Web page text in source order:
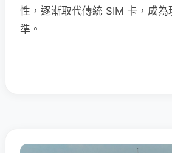
性，逐漸取代傳統 SIM 卡，成
準。